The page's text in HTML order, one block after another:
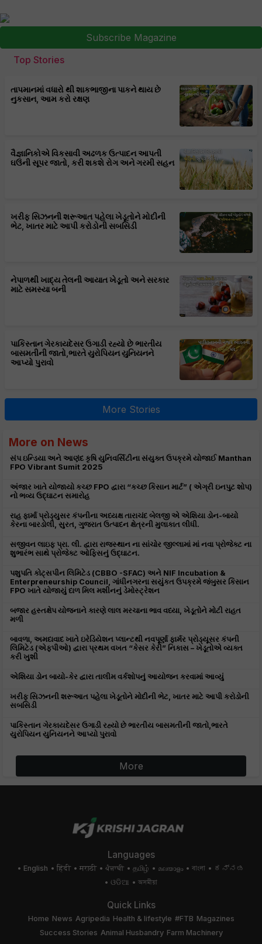
Subscribe Magazine
Top Stories
તાપમાનમાં વધારો થી શાકભાજીના પાકને થાય છે
નુકસાન, આમ કરો રક્ષણ
વૈજ્ઞાનિકોએ વિકસાવી અઢળક ઉત્પાદન આપતી
ઘઉંની સૂપર જાતો, કરી શકશે રોગ અને ગરમી સહન
ખરીફ સિઝનની શરૂઆત પહેલા ખેડૂતોને મોદીની
ભેટ, ખાતર માટે આપી કરોડોની સબસિડી
નેપાળથી ખાદ્ય તેલની આયાત ખેડૂતો અને સરકાર
માટે સમસ્યા બની
પાકિસ્તાન ગેરકાયદેસર ઉગાડી રહ્યો છે ભારતીય
બાસમતીની જાતો,ભારતે યુરોપિયન યુનિયનને
આપ્યો પુરાવો
More Stories
More on News
સંપ ઇન્ડિયા અને આણંદ કૃષિ યુનિવર્સિટીના સંયુક્ત ઉપક્રમે યોજાઈ Manthan
FPO Vibrant Sumit 2025
અંજાર ખાતે યોજાયો કચ્છ FPO દ્વારા “કચ્છ કિસાન માર્ટ” ( એગ્રી ઇનપુટ શોપ)
નો ભવ્ય ઉદ્ઘાટન સમારોહ
રાહ ફાર્મા પ્રોડ્યુસર કંપનીના અધ્યક્ષ તારાચંદ બેલજી એ એશિયા ડોન-બાયો
કેરના બારડોલી, સુરત, ગુજરાત ઉત્પાદન ક્ષેત્રની મુલાકાત લીધી.
સજીવન લાઇફ પ્રા. લી. દ્વારા રાજસ્થાન ના સાંચોર જીલ્લામાં માં નવા પ્રોજેક્ટ ના
શુભારંભ સાથે પ્રોજેક્ટ ઓફિસનું ઉદ્ઘાટન.
પશુપતિ કોટ્સપીન લિમિટેડ (CBBO -SFAC) અને NIF Incubation &
Enterpreneurship Council, ગાંધીનગરના સયુંકત ઉપક્રમે જંબુસર કિસાન
FPO ખાતે યોજાયું દાળ મિલ મશીનનું ડેમોસ્ટ્રેશન
બજાર હસ્તક્ષેપ યોજનાને કારણે લાલ મરચાના ભાવ વધ્યા, ખેડૂતોને મોટી રાહત
મળી
બાવળા, અમદાવાદ ખાતે ઇરેડિયેશન પ્લાન્ટથી નવપૂર્ણા ફાર્મર પ્રોડ્યૂસર કંપની
લિમિટેડ (એફપીઓ) દ્વારા પ્રથમ વખત “કેસર કેરી” નિકાસ – ખેડૂતોએ વ્યક્ત
કરી ખુશી
એશિયા ડોન બાયો-કેર દ્વારા તાલીમ વર્કશોપનું આયોજન કરવામાં આવ્યું
ખરીફ સિઝનની શરૂઆત પહેલા ખેડૂતોને મોદીની ભેટ, ખાતર માટે આપી કરોડોની
સબસિડી
પાકિસ્તાન ગેરકાયદેસર ઉગાડી રહ્યો છે ભારતીય બાસમતીની જાતો,ભારતે
યુરોપિયન યુનિયનને આપ્યો પુરાવો
More
Languages
English हिंदी मराठी ਪੰਜਾਬੀ தமிழ் മലയാളം বাংলা
ಕನ್ನಡ
ଓଡିଆ
অসমীয়া
Quick Links
Home News Agripedia Health & lifestyle #FTB Magazines
Success Stories Animal Husbandry Farm Machinery